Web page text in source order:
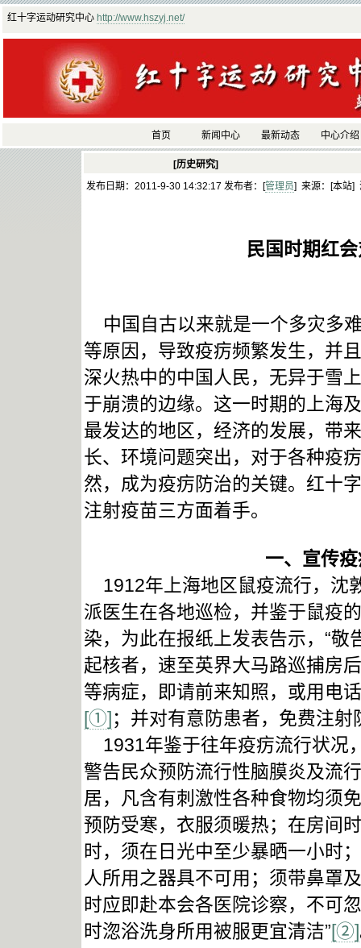
红十字运动研究中心 http://www.hszyj.net/
首页 新闻中心 最新动态 中心介绍
[历史研究]
发布日期：2011-9-30 14:32:17 发布者：[管理员] 来源：[本站]
民国时期红
中国自古以来就是一个多灾多
等原因，导致疫疠频繁发生，并
深火热中的中国人民，无异于雪
于崩溃的边缘。这一时期的上海
最发达的地区，经济的发展，带
长、环境问题突出，对于各种疫
然，成为疫疠防治的关键。红十
注射疫苗三方面着手。
一、宣传
1912年上海地区鼠疫流行，沈
派医生在各地巡检，并鉴于鼠疫
染，为此在报纸上发表告示，“
起核者，速至英界大马路巡捕房
等病症，即请前来知照，或用电
[①]；并对有意防患者，免费注射
1931年鉴于往年疫疠流行状况
警告民众预防流行性脑膜炎及流
居，凡含有刺激性各种食物均须
预防受寒，衣服须暖热；在房间
时，须在日光中至少暴晒一小时
人所用之器具不可用；须带鼻罩
时应即赴本会各医院诊察，不可
时淴浴洗身所用被服更宜清洁”[②]